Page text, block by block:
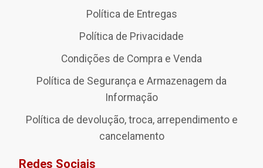
Política de Entregas
Política de Privacidade
Condições de Compra e Venda
Política de Segurança e Armazenagem da
Informação
Política de devolução, troca, arrependimento e
cancelamento
Redes Sociais